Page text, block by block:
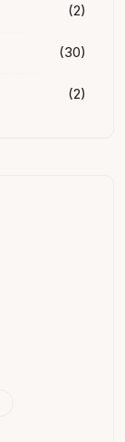
(2)
(30)
(2)